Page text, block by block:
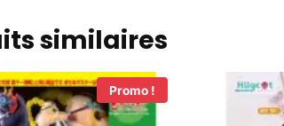
similaires
Promo !